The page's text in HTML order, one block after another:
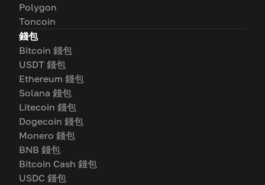
Polygon
Toncoin
錢包
Bitcoin 錢包
USDT 錢包
Ethereum 錢包
Solana 錢包
Litecoin 錢包
Dogecoin 錢包
Monero 錢包
BNB 錢包
Bitcoin Cash 錢包
USDC 錢包